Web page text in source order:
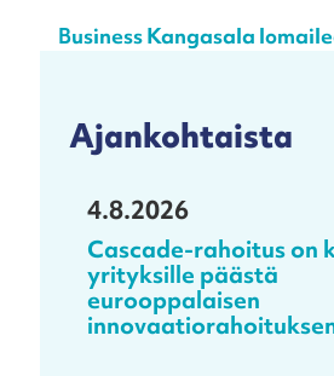
Business Kangasala
Ajankohtaista
4.8.2026
Cascade-rahoitus on
yrityksille päästä
eurooppalaisen